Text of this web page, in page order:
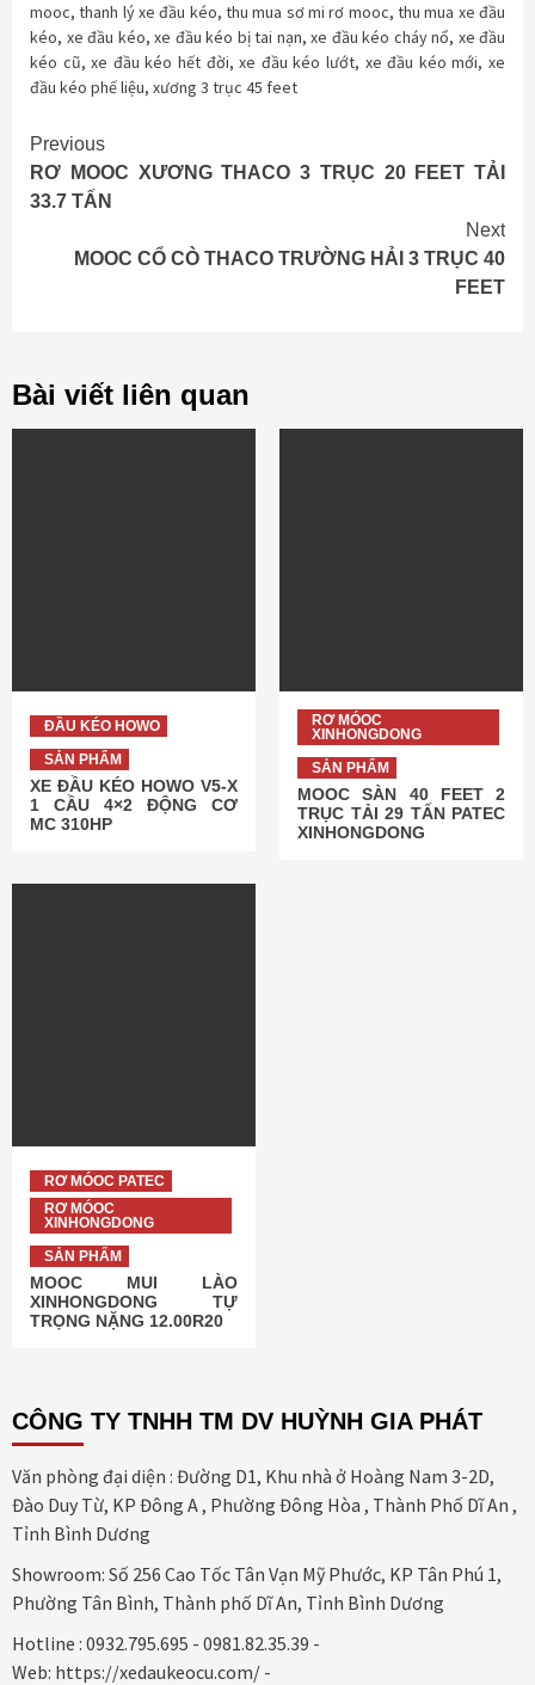
mooc,thanh lý xe đầu kéo,thu mua sơ mi rơ mooc,thu mua xe đầu
kéo, xe đầu kéo, xe đầu kéo bị tai nạn, xe đầu kéo cháy nổ, xe đầu
kéo cũ,xe đầu kéo hết đời,xe đầu kéo lướt, xe đầu kéo mới,xe
đầu kéo phế liệu, xương 3 trục 45 feet
Continue
Reading
Previous
RƠ MOOC XƯƠNG THACO 3 TRỤC 20 FEET TẢI
33.7 TẤN
Next
MOOC CỔ CÒ THACO TRƯỜNG HẢI 3 TRỤC 40
FEET
Bài viết liên quan
ĐẦU KÉO HOWO
SẢN PHẨM
XE ĐẦU KÉO HOWO V5-X
1 CẦU 4×2 ĐỘNG CƠ
MC 310HP
RƠ MÓOC
XINHONGDONG
SẢN PHẨM
MOOC SÀN 40 FEET 2
TRỤC TẢI 29 TẤN PATEC
XINHONGDONG
RƠ MÓOC PATEC
RƠ MÓOC
XINHONGDONG
SẢN PHẨM
MOOC MUI LÀO
XINHONGDONG TỰ
TRỌNG NẶNG 12.00R20
CÔNG TY TNHH TM DV HUỲNH GIA PHÁT
Văn phòng đại diện : Đường D1, Khu nhà ở Hoàng Nam 3-2D,
Đào Duy Từ, KP Đông A , Phường Đông Hòa , Thành Phố Dĩ An ,
Tỉnh Bình Dương
Showroom: Số 256 Cao Tốc Tân Vạn Mỹ Phước, KP Tân Phú 1,
Phường Tân Bình, Thành phố Dĩ An, Tỉnh Bình Dương
Hotline : 0932.795.695 - 0981.82.35.39 -
Web: https://xedaukeocu.com/ -